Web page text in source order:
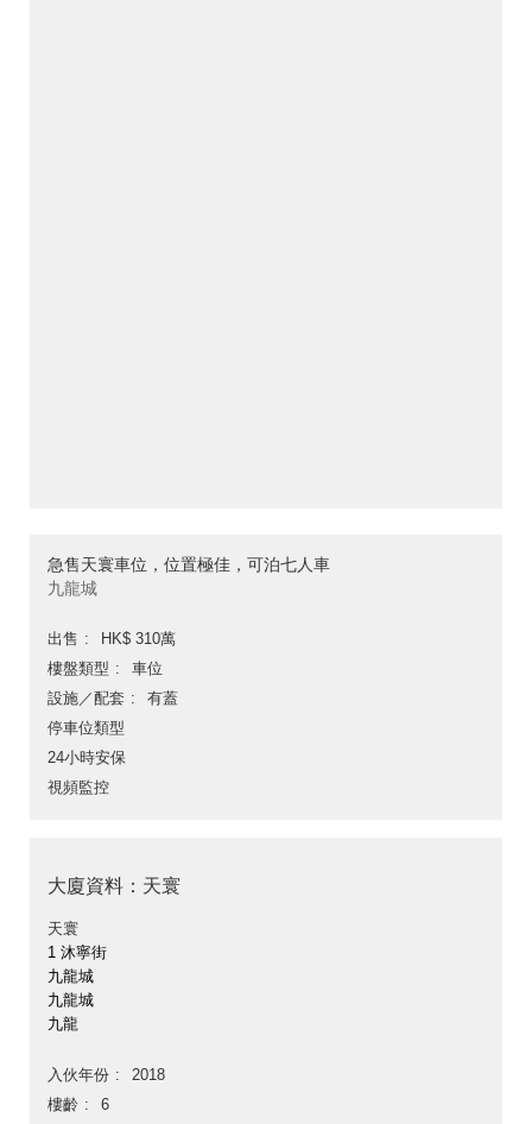
急售天寰車位，位置極佳，可泊七人車
九龍城
出售
HK$ 310萬
樓盤類型
車位
設施／配套
有蓋
停車位類型
24小時安保
視頻監控
大廈資料：天寰
天寰
1 沐寧街
九龍城
九龍城
九龍
入伙年份
2018
樓齡
6